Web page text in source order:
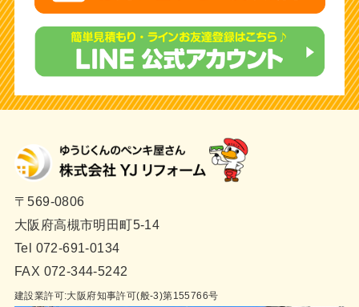
〒569-0806
大阪府高槻市明田町5-14
Tel 072-691-0134
FAX 072-344-5242
建設業許可:大阪府知事許可(般-3)第155766号